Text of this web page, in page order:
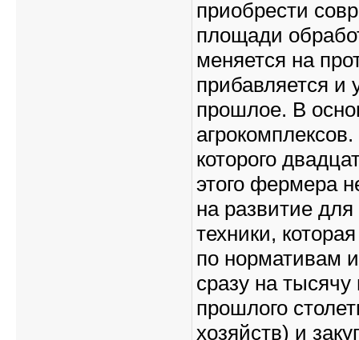
приобрести
площади
меняется на
прибавляется и
прошлое. В
которого
этого фермера
на развитие
техники,
по нормативам
сразу на
прошлого
хозяйств) и